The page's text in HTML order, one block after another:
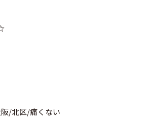
/北区/痛くない